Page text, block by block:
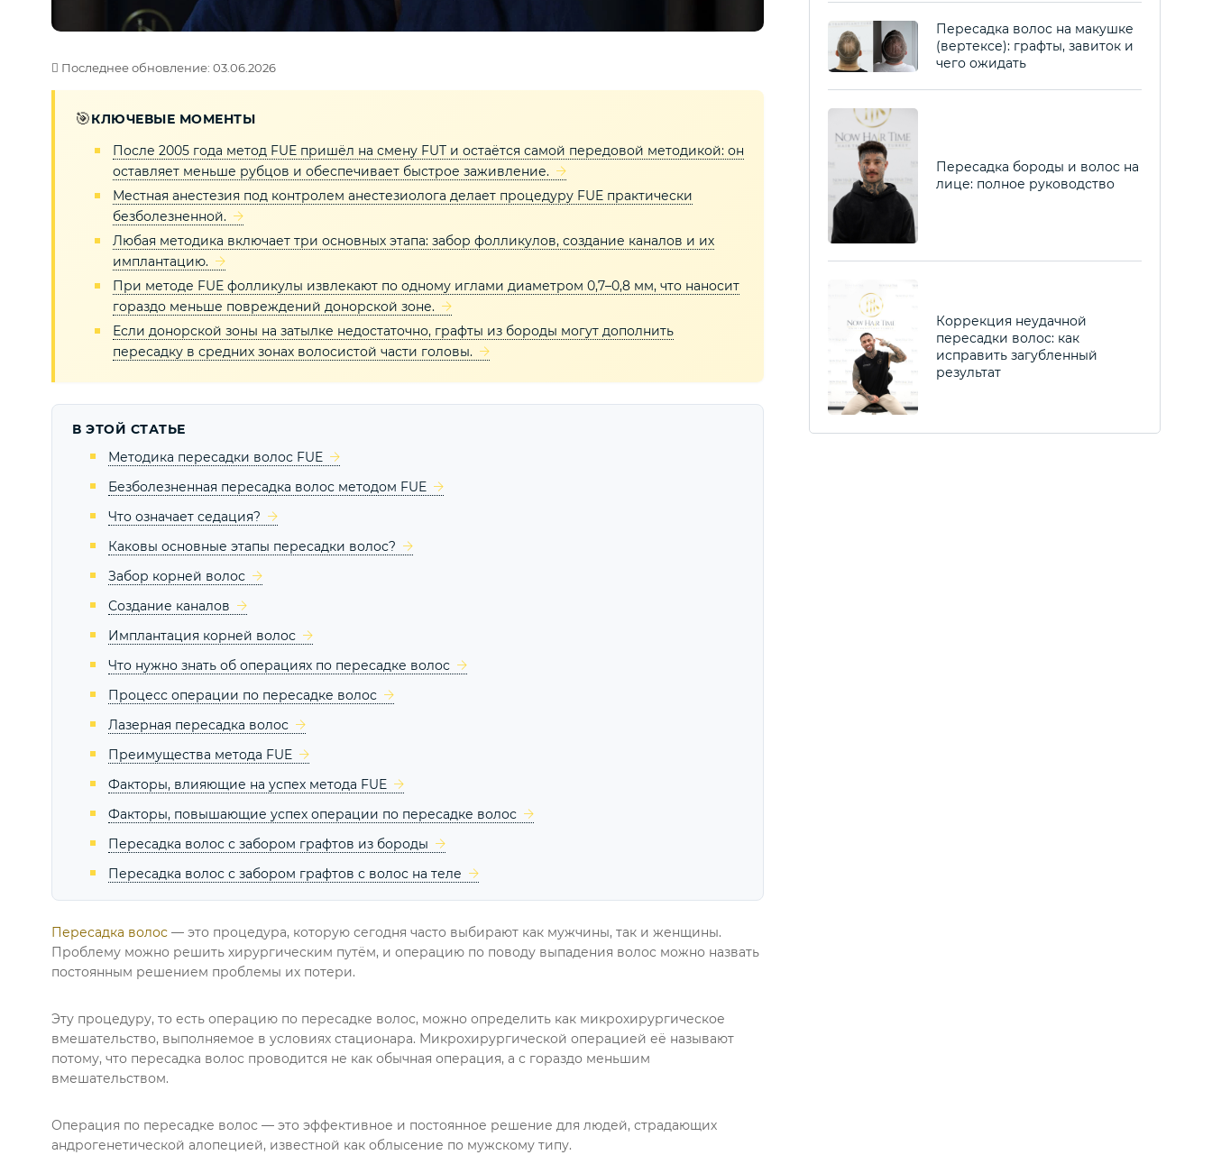
Последнее обновление: 03.06.2026
🎯КЛЮЧЕВЫЕ МОМЕНТЫ
После 2005 года метод FUE пришёл на смену FUT и остаётся самой передовой методикой: он
оставляет меньше рубцов и обеспечивает быстрое заживление.
Местная анестезия под контролем анестезиолога делает процедуру FUE практически
безболезненной.
Любая методика включает три основных этапа: забор фолликулов, создание каналов и их
имплантацию.
При методе FUE фолликулы извлекают по одному иглами диаметром 0,7–0,8 мм, что наносит
гораздо меньше повреждений донорской зоне.
Если донорской зоны на затылке недостаточно, графты из бороды могут дополнить
пересадку в средних зонах волосистой части головы.
В ЭТОЙ СТАТЬЕ
Методика пересадки волос FUE
Безболезненная пересадка волос методом FUE
Что означает седация?
Каковы основные этапы пересадки волос?
Забор корней волос
Создание каналов
Имплантация корней волос
Что нужно знать об операциях по пересадке волос
Процесс операции по пересадке волос
Лазерная пересадка волос
Преимущества метода FUE
Факторы, влияющие на успех метода FUE
Факторы, повышающие успех операции по пересадке волос
Пересадка волос с забором графтов из бороды
Пересадка волос с забором графтов с волос на теле
Пересадка волос — это процедура, которую сегодня часто выбирают как мужчины, так и женщины.
Проблему можно решить хирургическим путём, и операцию по поводу выпадения волос можно назвать
постоянным решением проблемы их потери.
Эту процедуру, то есть операцию по пересадке волос, можно определить как микрохирургическое
вмешательство, выполняемое в условиях стационара. Микрохирургической операцией её называют
потому, что пересадка волос проводится не как обычная операция, а с гораздо меньшим
вмешательством.
Операция по пересадке волос — это эффективное и постоянное решение для людей, страдающих
андрогенетической алопецией, известной как облысение по мужскому типу.
Пересадка волос на макушке
(вертексе): графты, завиток и
чего ожидать
Пересадка бороды и волос на
лице: полное руководство
Коррекция неудачной
пересадки волос: как
исправить загубленный
результат